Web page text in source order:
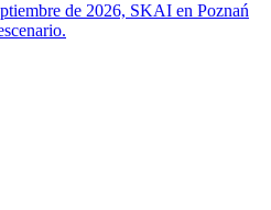
de 2026, SKAI en Poznań